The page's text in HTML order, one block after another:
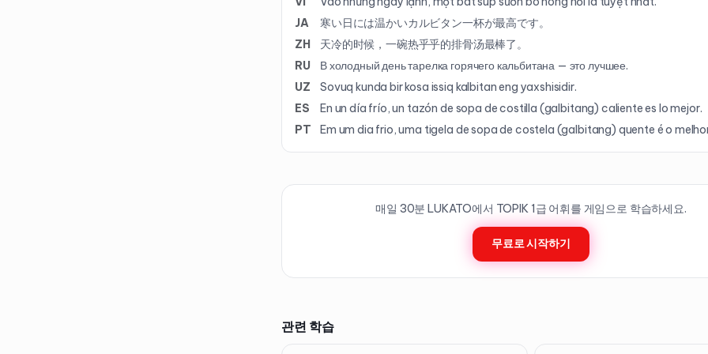
JA
寒い日には温かいカルビタン一杯が最高です。
ZH
天冷的时候，一碗热乎乎的排骨汤最棒了。
RU
В холодный день тарелка горячего кальбитана — это лучшее.
UZ
Sovuq kunda bir kosa issiq kalbitan eng yaxshisidir.
ES
En un día frío, un tazón de sopa de costilla (galbitang) caliente es lo mejor.
PT
Em um dia frio, uma tigela de sopa de costela (galbitang) quente é o
매일 30분 LUKATO에서 TOPIK 1급 어휘를 게임으로 학습하세요.
무료로 시작하기
관련 학습